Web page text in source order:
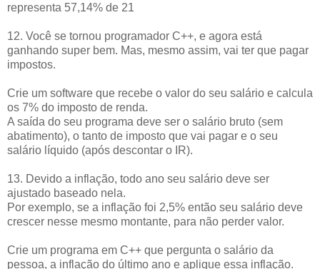
representa 57,14% de 21
12. Você se tornou programador C++, e agora está
ganhando super bem. Mas, mesmo assim, vai ter que pagar
impostos.
Crie um software que recebe o valor do seu salário e calcula
os 7% do imposto de renda.
A saída do seu programa deve ser o salário bruto (sem
abatimento), o tanto de imposto que vai pagar e o seu
salário líquido (após descontar o IR).
13. Devido a inflação, todo ano seu salário deve ser
ajustado baseado nela.
Por exemplo, se a inflação foi 2,5% então seu salário deve
crescer nesse mesmo montante, para não perder valor.
Crie um programa em C++ que pergunta o salário da
pessoa, a inflação do último ano e aplique essa inflação.